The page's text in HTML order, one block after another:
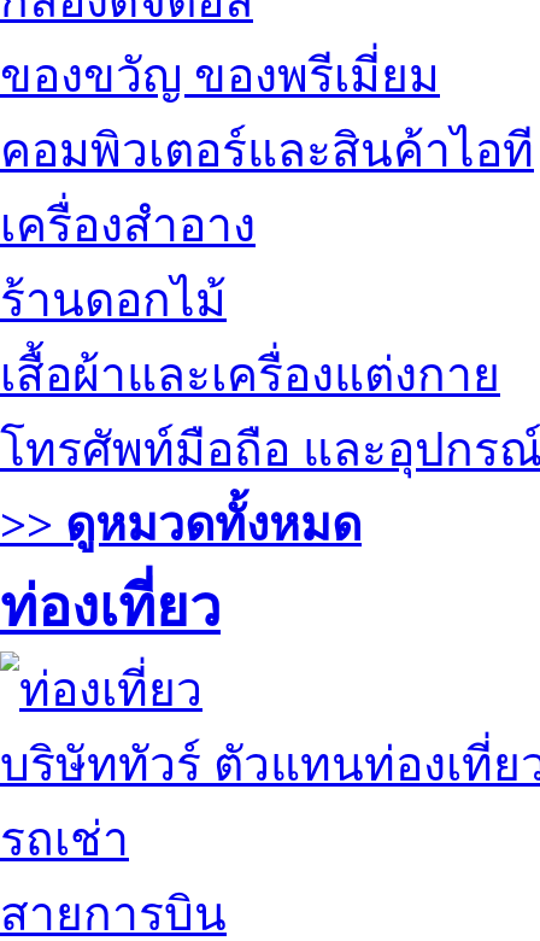
ของขวัญ ของพรีเมี่ยม
คอมพิวเตอร์และสินค้าไอที
เครื่องสำอาง
ร้านดอกไม้
เสื้อผ้าและเครื่องแต่งกาย
โทรศัพท์มือถือ และอุปกร
>> ดูหมวดทั้งหมด
ท่องเที่ยว
บริษัททัวร์ ตัวแทนท่องเที่ย
รถเช่า
สายการบิน